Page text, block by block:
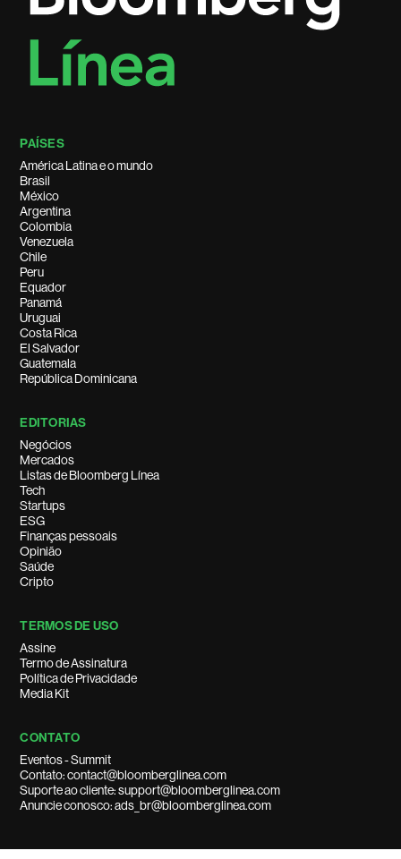
PAÍSES
América Latina e o mundo
Brasil
México
Argentina
Colombia
Venezuela
Chile
Peru
Equador
Panamá
Uruguai
Costa Rica
El Salvador
Guatemala
República Dominicana
EDITORIAS
Negócios
Mercados
Listas de Bloomberg Línea
Tech
Startups
ESG
Finanças pessoais
Opinião
Saúde
Cripto
TERMOS DE USO
Assine
Termo de Assinatura
Política de Privacidade
Media Kit
CONTATO
Eventos - Summit
Contato: contact@bloomberglinea.com
Suporte ao cliente: support@bloomberglinea.com
Anuncie conosco: ads_br@bloomberglinea.com